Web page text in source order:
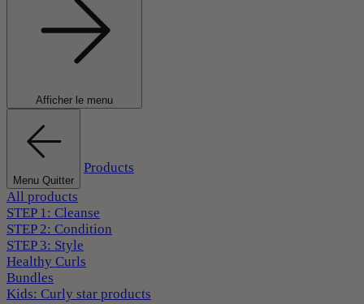
Afficher le menu
Menu Quitter
Products
All products
STEP 1: Cleanse
STEP 2: Condition
STEP 3: Style
Healthy Curls
Bundles
Kids: Curly star products